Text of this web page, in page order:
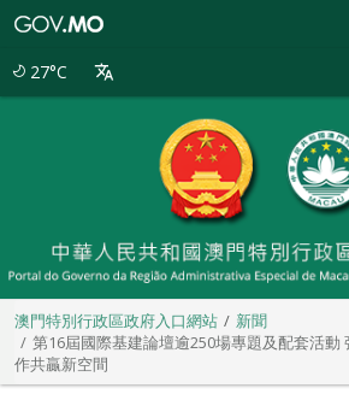
27°C
澳門特別行政區政府入口網站
新聞
第16屆國際基建論壇逾250場專題及配套活動
作共贏新空間